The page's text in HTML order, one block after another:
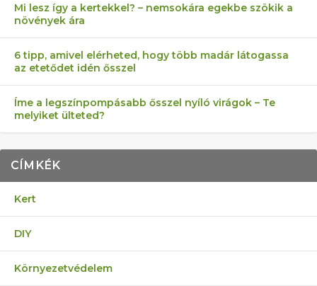
Mi lesz így a kertekkel? – nemsokára egekbe szökik a
növények ára
6 tipp, amivel elérheted, hogy több madár látogassa
az etetődet idén ősszel
Íme a legszínpompásabb ősszel nyíló virágok – Te
melyiket ülteted?
CÍMKÉK
Kert
DIY
Környezetvédelem